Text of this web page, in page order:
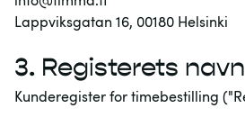
Lappviksgatan 16, 00180 Helsinki
3. Registerets navn
Kunderegister for timebestilling